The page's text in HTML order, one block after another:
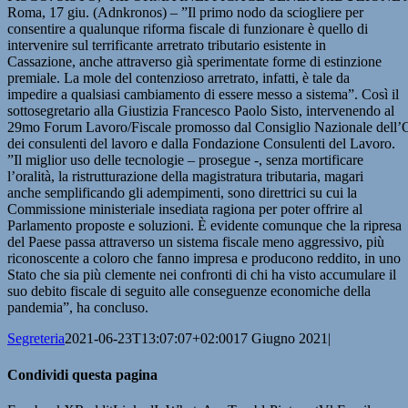
Roma, 17 giu. (Adnkronos) – ”Il primo nodo da sciogliere per
consentire a qualunque riforma fiscale di funzionare è quello di
intervenire sul terrificante arretrato tributario esistente in
Cassazione, anche attraverso già sperimentate forme di estinzione
premiale. La mole del contenzioso arretrato, infatti, è tale da
impedire a qualsiasi cambiamento di essere messo a sistema”. Così il
sottosegretario alla Giustizia Francesco Paolo Sisto, intervenendo al
29mo Forum Lavoro/Fiscale promosso dal Consiglio Nazionale
dei consulenti del lavoro e dalla Fondazione Consulenti del Lavoro.
”Il miglior uso delle tecnologie – prosegue -, senza mortificare
l’oralità, la ristrutturazione della magistratura tributaria, magari
anche semplificando gli adempimenti, sono direttrici su cui la
Commissione ministeriale insediata ragiona per poter offrire al
Parlamento proposte e soluzioni. È evidente comunque che la ripresa
del Paese passa attraverso un sistema fiscale meno aggressivo, più
riconoscente a coloro che fanno impresa e producono reddito, in uno
Stato che sia più clemente nei confronti di chi ha visto accumulare il
suo debito fiscale di seguito alle conseguenze economiche della
pandemia”, ha concluso.
Segreteria2021-06-23T13:07:07+02:0017 Giugno 2021|
Condividi questa pagina